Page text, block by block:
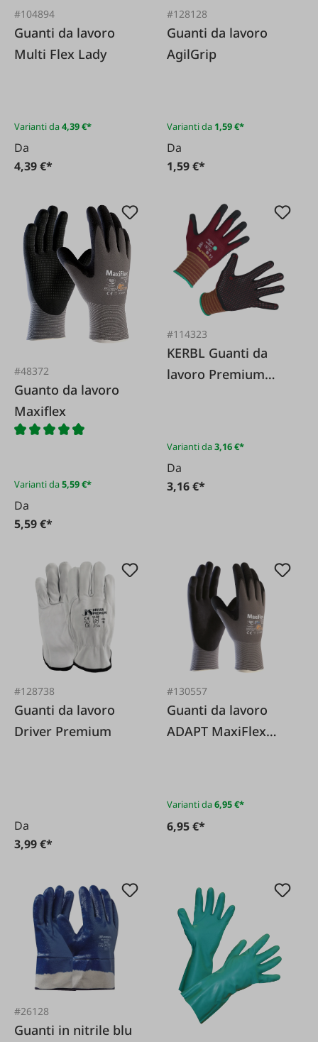
#104894
Guanti da lavoro
Multi Flex Lady
Varianti da4,39 €*
Da
4,39 €*
#128128
Guanti da lavoro
AgilGrip
Varianti da 1,59 €*
Da
1,59 €*
#48372
Guanto da lavoro
Maxiflex
Varianti da5,59 €*
Da
5,59 €*
#114323
KERBL Guanti da
lavoro Premium
Varianti da3,16 €*
Da
3,16 €*
#128738
Guanti da lavoro
Driver Premium
Da
3,99 €*
#130557
Guanti da lavoro
ADAPT MaxiFlex
Varianti da6,95 €*
6,95 €*
#26128
Guanti in nitrile blu